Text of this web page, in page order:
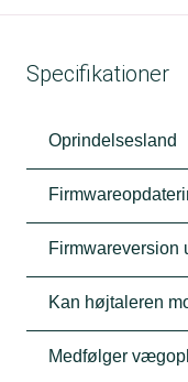
Specifikationer
Oprindelsesland
Firmwareversion
Kan højtaleren
Medfølger